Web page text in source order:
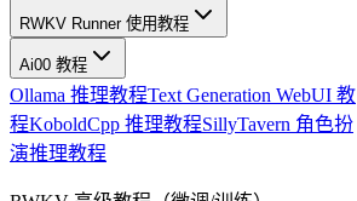
RWKV Runner 使用教程
Ai00 教程
Ollama 推理教程Text Generation WebUI 教
程KoboldCpp 推理教程SillyTavern 角色扮
演推理教程